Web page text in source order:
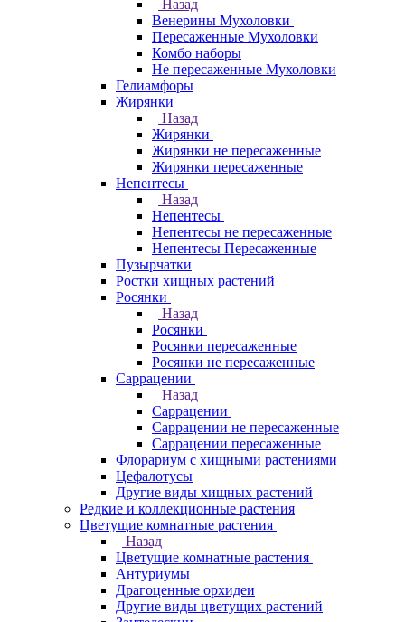
Назад
Венерины Мухоловки
Пересаженные Мухоловки
Комбо наборы
Не пересаженные Мухоловки
Гелиамфоры
Жирянки
Назад
Жирянки
Жирянки не пересаженные
Жирянки пересаженные
Непентесы
Назад
Непентесы
Непентесы не пересаженные
Непентесы Пересаженные
Пузырчатки
Ростки хищных растений
Росянки
Назад
Росянки
Росянки пересаженные
Росянки не пересаженные
Саррацении
Назад
Саррацении
Саррацении не пересаженные
Саррацении пересаженные
Флорариум с хищными растениями
Цефалотусы
Другие виды хищных растений
Редкие и коллекционные растения
Цветущие комнатные растения
Назад
Цветущие комнатные растения
Антуриумы
Драгоценные орхидеи
Другие виды цветущих растений